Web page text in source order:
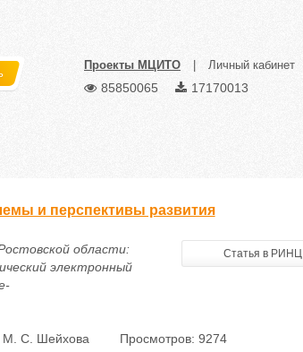
Проекты МЦИТО Личный кабинет
85850065 17170013
и перспективы развития
области:
электронный
Статья в РИНЦ
С. Шейхова Просмотров: 9274